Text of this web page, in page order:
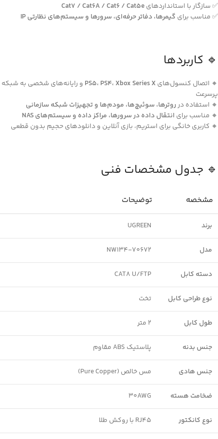
✅ سازگار با استانداردهایCat7 / Cat6A / Cat6 / Cat5e
✅ مناسب برای گیمرها، دفاتر حرفه‌ای، سرورها و سیستم‌های نظارتی IP
🔹 کاربردها
🔸 اتصال کنسول‌های PS5، PS4، Xbox Series X و رایانه‌های شخصی به شبکه
پرسرعت
🔸 استفاده درروترها، سوئیچ‌ها، مودم‌ها و تجهیزات شبکه سازمانی
🔸 مناسب برای انتقال داده در سرورها، مراکز داده و سیستم‌های NAS
🔸 کاربری خانگی برای استریم، بازی آنلاین و دانلودهای حجیم بدون قطعی
🔹 جدول مشخصات فنی
مشخصه توضیحات
برند UGREEN
مدل NW134-70672
دسته کابل CAT8 U/FTP
نوع طراحی کابل تخت
طول کابل ۲ متر
جنس بدنه پلاستیک ABS مقاوم
جنس هادی مس خالص (Pure Copper)
ضخامت هسته 30AWG
نوع کانکتور RJ45 با روکش طلا